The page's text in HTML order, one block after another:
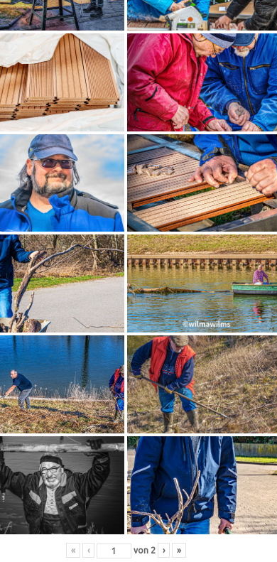
« ‹ von 2 › »